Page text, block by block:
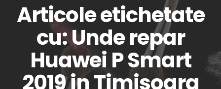
Articole etichetate
cu: Unde repar
Huawei P Smart
2019 in Timisoara